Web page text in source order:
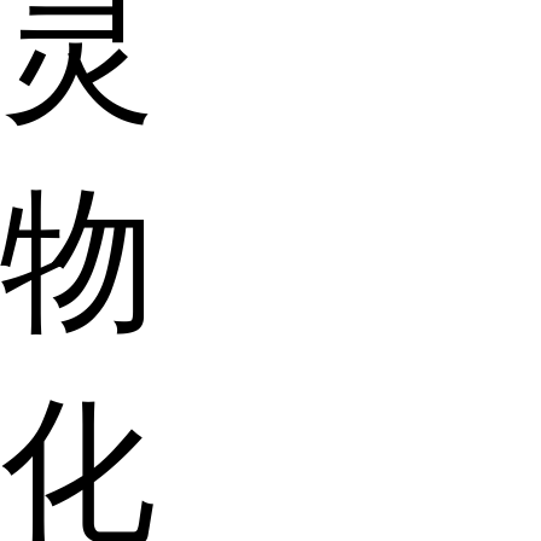
灵
物
化